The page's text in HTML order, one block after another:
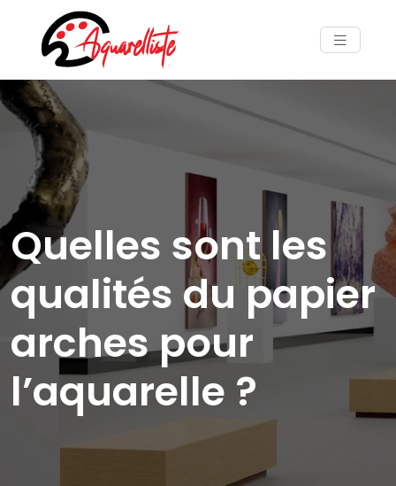
Quelles sont les
qualités du papier
arches pour
l’aquarelle ?